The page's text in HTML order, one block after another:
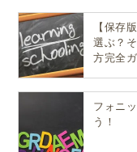
【保存
選ぶ？
方完全ガ
フォニ
う！